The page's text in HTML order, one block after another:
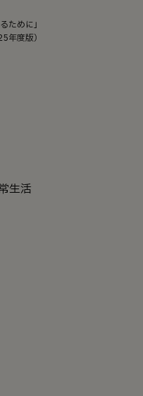
ために」
年度版）
生活